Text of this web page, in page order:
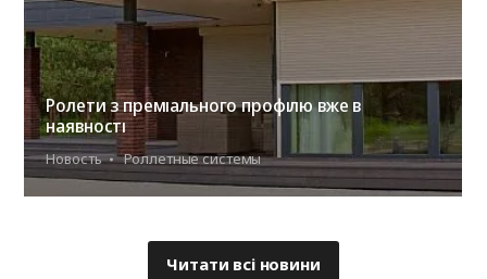
Ролети з преміального профілю вже в
наявності
Новость Роллетные системы
Читати всі новини